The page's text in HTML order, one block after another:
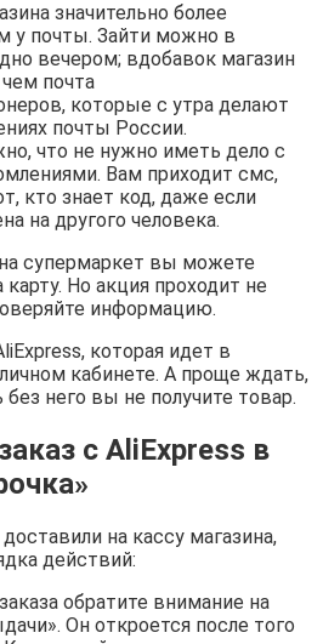
значительно более
у почты. Зайти можно в
вечером; вдобавок магазин
почта
которые с утра делают
почты России.
что не нужно иметь дело с
Вам приходит смс,
кто знает код, даже если
на другого человека.
супермаркет вы можете
карту. Но акция проходит не
информацию.
которая идет в
кабинете. А проще ждать,
него вы не получите товар.
с AliExpress в
на кассу магазина,
действий:
обратите внимание на
Он откроется после того